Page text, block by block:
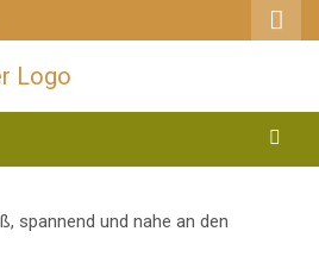
spannend und nahe an den